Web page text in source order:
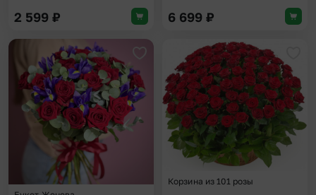
2 599 ₽ 6 699 ₽
Добавить в избранное
Корзина из 101 розы